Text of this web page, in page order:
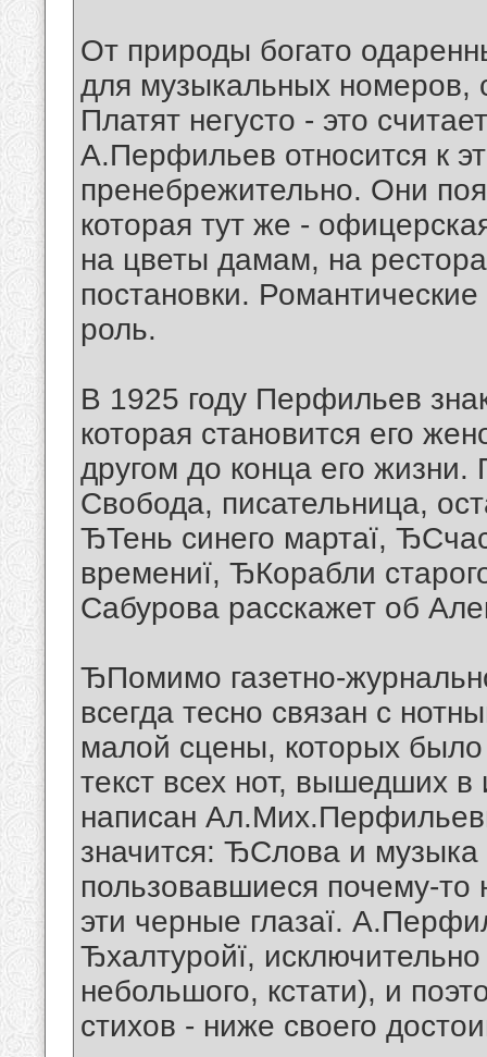
От природы богато
для музыкальных номеров,
Платят негусто - это
А.Перфильев относится к
пренебрежительно. Они
которая тут же -
на цветы дамам, на
постановки.
роль.
В 1925 году Перфильев
которая становится его
другом до конца его
Свобода, писательница,
ЂТень синего мартаї,
времениї, ЂКорабли
Сабурова расскажет об
ЂПомимо газетно-
всегда тесно связан с
малой сцены, которых
текст всех нот, вышедших
написан
значится: ЂСлова и
пользовавшиеся почему-
эти черные глазаї.
Ђхалтуройї,
небольшого, кстати), и
стихов - ниже своего